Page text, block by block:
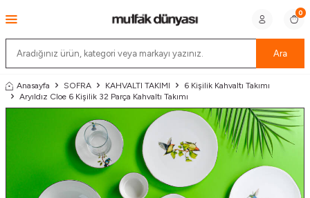
Ara
0
Anasayfa SOFRA KAHVALTI TAKIMI
6 Kişilik Kahvaltı Takımı
Aryıldız Cloe 6 Kişilik 32 Parça Kahvaltı Takımı